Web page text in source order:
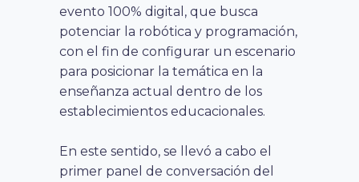
evento 100% digital, que busca
potenciar la robótica y programación,
con el fin de configurar un escenario
para posicionar la temática en la
enseñanza actual dentro de los
establecimientos educacionales.
En este sentido, se llevó a cabo el
primer panel de conversación del